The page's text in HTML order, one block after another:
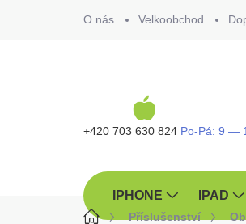
O nás Velkoobchod
+420 703 630 824
IPHONE IPAD
DomůPříslušenství